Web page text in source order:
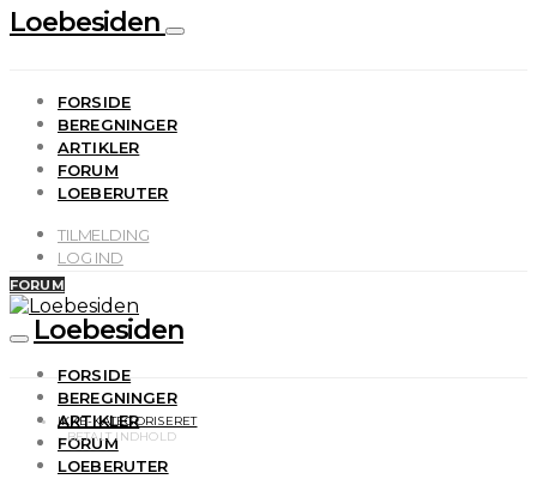
Loebesiden
FORSIDE
BEREGNINGER
ARTIKLER
FORUM
LOEBERUTER
TILMELDING
LOG IND
FORUM
Loebesiden
FORSIDE
BEREGNINGER
ARTIKLER
FORUM
LOEBERUTER
IKKE-KATEGORISERET